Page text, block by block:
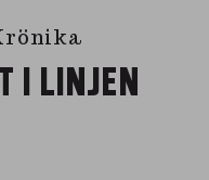
I LINJEN